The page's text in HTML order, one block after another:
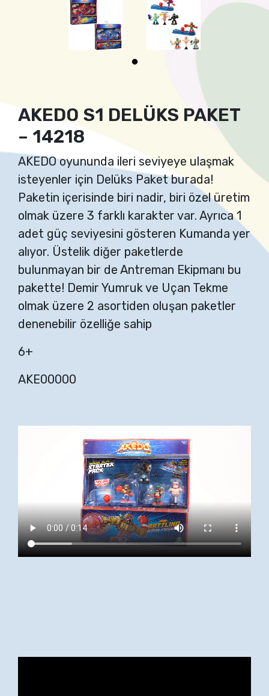
AKEDO S1 DELÜKS PAKET
– 14218
AKEDO oyununda ileri seviyeye ulaşmak
isteyenler için Delüks Paket burada!
Paketin içerisinde biri nadir, biri özel üretim
olmak üzere 3 farklı karakter var. Ayrıca 1
adet güç seviyesini gösteren Kumanda yer
alıyor. Üstelik diğer paketlerde
bulunmayan bir de Antreman Ekipmanı bu
pakette! Demir Yumruk ve Uçan Tekme
olmak üzere 2 asortiden oluşan paketler
denenebilir özelliğe sahip
6+
AKE00000